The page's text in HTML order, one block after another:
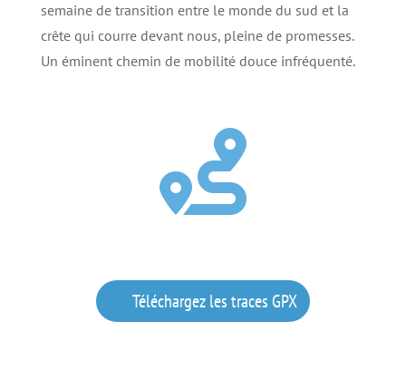
semaine de transition entre le monde du sud et la
crête qui courre devant nous, pleine de promesses.
Un éminent chemin de mobilité douce infréquenté.

Téléchargez les traces GPX